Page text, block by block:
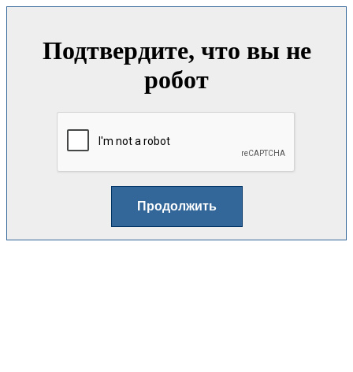
Подтвердите, что вы не
робот
Продолжить